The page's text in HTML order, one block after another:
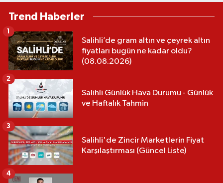
Trend Haberler
Salihli’de gram altın ve çeyrek altın
fiyatları bugün ne kadar oldu?
(08.08.2026)
1
Salihli Günlük Hava Durumu - Günlük
ve Haftalık Tahmin
2
Salihli'de Zincir Marketlerin Fiyat
Karşılaştırması (Güncel Liste)
3
4